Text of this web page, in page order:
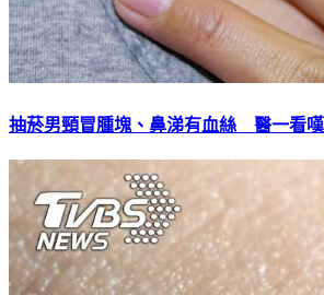
抽菸男頸冒腫塊、鼻涕有血絲 醫一看